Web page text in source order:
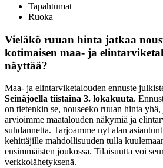
Tapahtumat
Ruoka
Vieläkö ruuan hinta jatkaa
kotimaisen maa- ja
näyttää?
Maa- ja elintarviketalouden ennuste
Seinäjoella tiistaina 3. lokakuuta.
on tietenkin se, nouseeko ruuan hinta
arvioimme maatalouden näkymiä ja
suhdannetta. Tarjoamme nyt alan
kehittäjille mahdollisuuden tulla
ensimmäisten joukossa. Tilaisuutta voi
verkkolähetyksenä.